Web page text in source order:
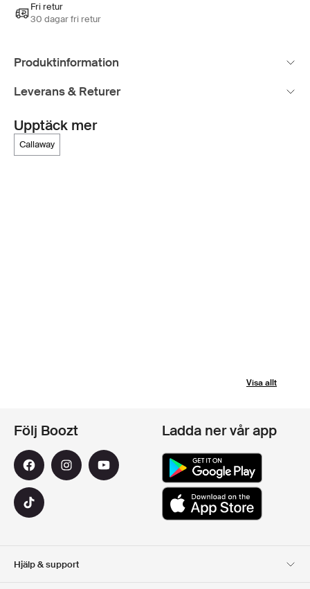
Fri retur
30 dagar fri retur
Produktinformation
Leverans & Returer
Upptäck mer
callaway
Visa allt
Hjälp & support
Följ Boozt Ladda ner vår app